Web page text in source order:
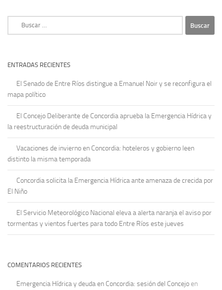
Buscar:
ENTRADAS RECIENTES
El Senado de Entre Ríos distingue a Emanuel Noir y se reconfigura el
mapa político
El Concejo Deliberante de Concordia aprueba la Emergencia Hídrica y
la reestructuración de deuda municipal
Vacaciones de invierno en Concordia: hoteleros y gobierno leen
distinto la misma temporada
Concordia solicita la Emergencia Hídrica ante amenaza de crecida por
El Niño
El Servicio Meteorológico Nacional eleva a alerta naranja el aviso por
tormentas y vientos fuertes para todo Entre Ríos este jueves
COMENTARIOS RECIENTES
Emergencia Hídrica y deuda en Concordia: sesión del Concejo en